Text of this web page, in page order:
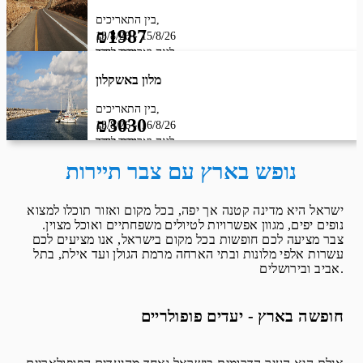
₪1987
מחיר לחדר
13/8/26-15/8/26
לינה וארוחת בוקר
מלון באשקלון
₪3030
מחיר לחדר
13/8/26-16/8/26
לינה וארוחת בוקר
נופש בארץ עם צבר תיירות
ישראל היא מדינה קטנה אך יפה, בכל מקום ואזור תוכלו למצוא
נופים יפים, מגוון אפשרויות לטיולים משפחתיים ואוכל מצוין.
צבר מציעה לכם חופשות בכל מקום בישראל, אנו מציעים לכם
עשרות אלפי מלונות ובתי הארחה מרמת הגולן ועד אילת, בתל
אביב ובירושלים.
חופשה בארץ - יעדים פופולריים